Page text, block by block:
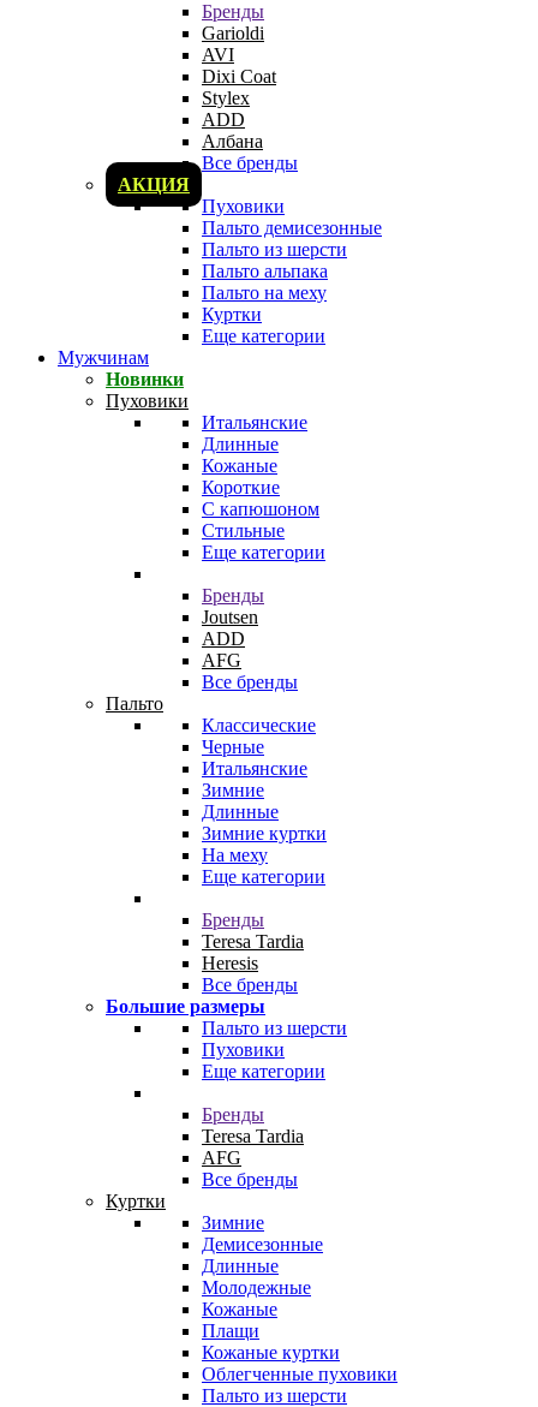
Бренды
Garioldi
AVI
Dixi Coat
Stylex
ADD
Албана
Все бренды
АКЦИЯ
Пуховики
Пальто демисезонные
Пальто из шерсти
Пальто альпака
Пальто на меху
Куртки
Еще категории
Мужчинам
Новинки
Пуховики
Итальянские
Длинные
Кожаные
Короткие
С капюшоном
Стильные
Еще категории
Бренды
Joutsen
ADD
AFG
Все бренды
Пальто
Классические
Черные
Итальянские
Зимние
Длинные
Зимние куртки
На меху
Еще категории
Бренды
Teresa Tardia
Heresis
Все бренды
Большие размеры
Пальто из шерсти
Пуховики
Еще категории
Бренды
Teresa Tardia
AFG
Все бренды
Куртки
Зимние
Демисезонные
Длинные
Молодежные
Кожаные
Плащи
Кожаные куртки
Облегченные пуховики
Пальто из шерсти